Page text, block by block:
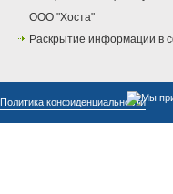
ООО "Хоста"
Раскрытие информации в
Политика конфиденциальности